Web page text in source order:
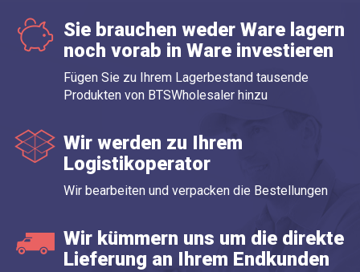
Sie brauchen weder Ware lagern
noch vorab in Ware investieren
Fügen Sie zu Ihrem Lagerbestand tausende
Produkten von BTSWholesaler hinzu
Wir werden zu Ihrem
Logistikoperator
Wir bearbeiten und verpacken die Bestellungen
Wir kümmern uns um die direkte
Lieferung an Ihrem Endkunden